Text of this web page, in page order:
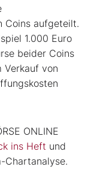
Coins aufgeteilt.
1.000 Euro
beider Coins
Verkauf von
ONLINE
ins Heft und
Chartanalyse.